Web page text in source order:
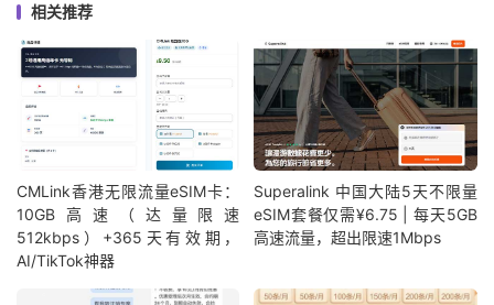
相关推荐
CMLink香港无限流量eSIM卡：
10GB高速（达量限速
512kbps）+365天有效期，
AI/TikTok神器
Superalink 中国大陆5天不限量
eSIM套餐仅需¥6.75 | 每天5GB
高速流量，超出限速1Mbps